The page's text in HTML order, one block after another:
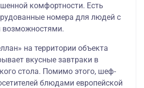
комфортности. Есть
номера для людей с
возможностями.
на территории объекта
вкусные завтраки в
стола. Помимо этого, шеф-
блюдами европейской